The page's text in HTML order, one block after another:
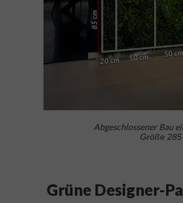
Abgeschlossener Bau
Größe
Grüne Designer-